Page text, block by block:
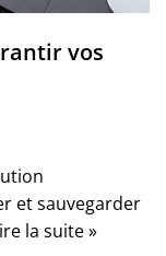
vos
et sauvegarder
la suite »